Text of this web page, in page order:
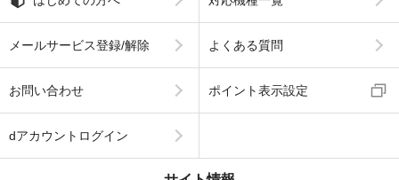
メールサービス登録/解除 よくある質問
お問い合わせ ポイント表示設定
dアカウントログイン